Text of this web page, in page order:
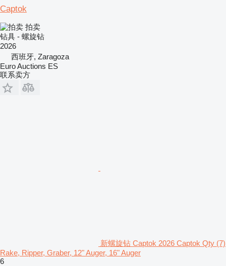
Captok
拍卖
钻具 - 螺旋钻
2026
西班牙, Zaragoza
Euro Auctions ES
联系卖方
新螺旋钻 Captok 2026 Captok Qty (7)
Rake, Ripper, Graber, 12" Auger, 16" Auger
6